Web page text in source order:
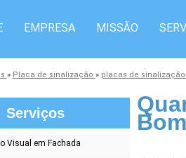
EMPRESA MISSÃO
» Placa de sinalização » placas de
Serviços
Visual em Fachada